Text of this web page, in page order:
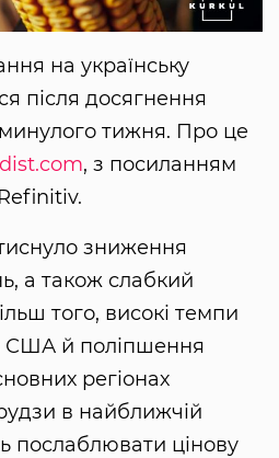
на українську
після досягнення
тижня. Про це
, з посиланням
зниження
а також слабкий
того, високі темпи
США й поліпшення
регіонах
в найближчій
послаблювати цінову